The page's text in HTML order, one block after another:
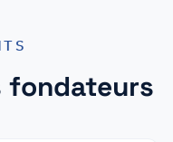
fondateurs